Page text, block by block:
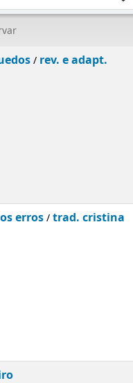
/ rev. e adapt.
erros/trad. cristina